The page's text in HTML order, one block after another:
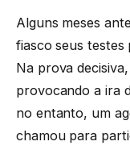
Alguns meses
fiasco seus
Na prova
provocando a ira
no entanto, um
chamou para